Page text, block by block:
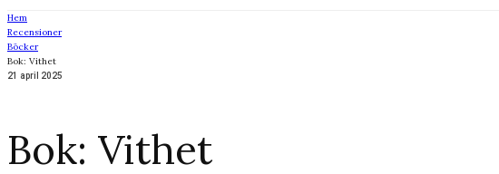
Hem
Recensioner
Böcker
Bok: Vithet
21 april 2025
Bok: Vithet